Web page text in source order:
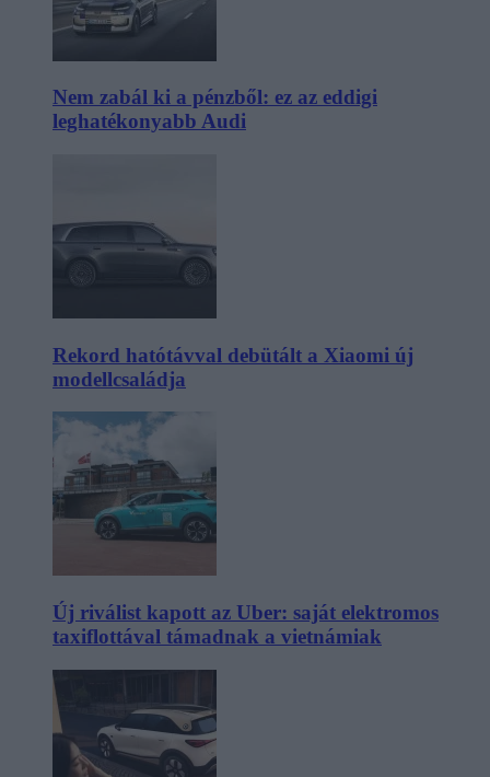
Nem zabál ki a pénzből: ez az eddigi
leghatékonyabb Audi
Rekord hatótávval debütált a Xiaomi új
modellcsaládja
Új riválist kapott az Uber: saját elektromos
taxiflottával támadnak a vietnámiak